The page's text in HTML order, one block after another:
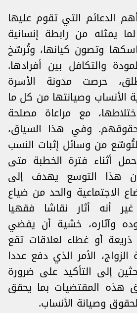
الدعائم التي تقوم عليها
يمثله من رابطة إنسانية
وتصون كيانها، وتُرسّخ
والتكافل بين أفرادها.
حرصت مدونة الأسرة
الأنساب وصيانتها من كل ما
مع مراعاة مصلحة
وفي هذا السياق،
جاءت المادة 156 لتُوسّع من وسائل إثبات النسب
أثناء فترة الخطبة متى
هذا التوسع يهدف إلى
الاجتماعية والحد من ضياع
أنه أثار نقاشا فقهيا
وآثاره، خشية أن يفضي
ذريعة أو غطاء لعلاقات تقع
الأمر الذي دفع عددا
إلى التأكيد على ضرورة
هذه المقتضيات بما يحقق
وصيانة الأنساب.